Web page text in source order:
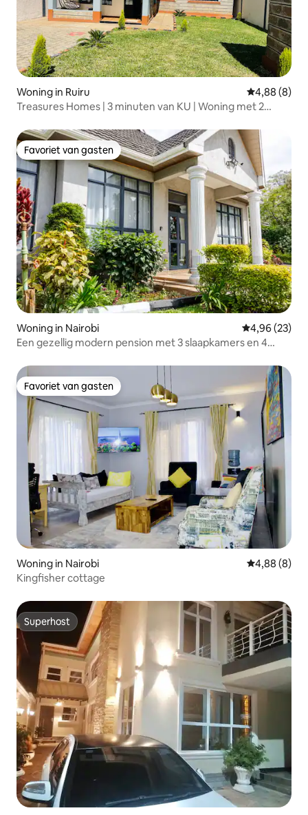
Woning in Ruiru Gemiddelde
4,88 (8)
Treasures Homes | 3 minuten van KU | Woning met 2
Favoriet van gasten
Favoriet van gasten
Woning in Nairobi Gemiddelde
4,96 (23)
Een gezellig modern pension met 3 slaapkamers en 4
Favoriet van gasten
Favoriet van gasten
Woning in Nairobi Gemiddelde
4,88 (8)
Kingfisher cottage
Superhost
Superhost